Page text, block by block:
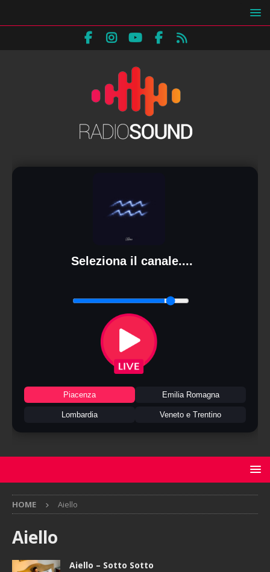
Seleziona il canale....
Piacenza Emilia Romagna
Lombardia Veneto e Trentino
HOME Aiello
Aiello
Aiello – Sotto Sotto